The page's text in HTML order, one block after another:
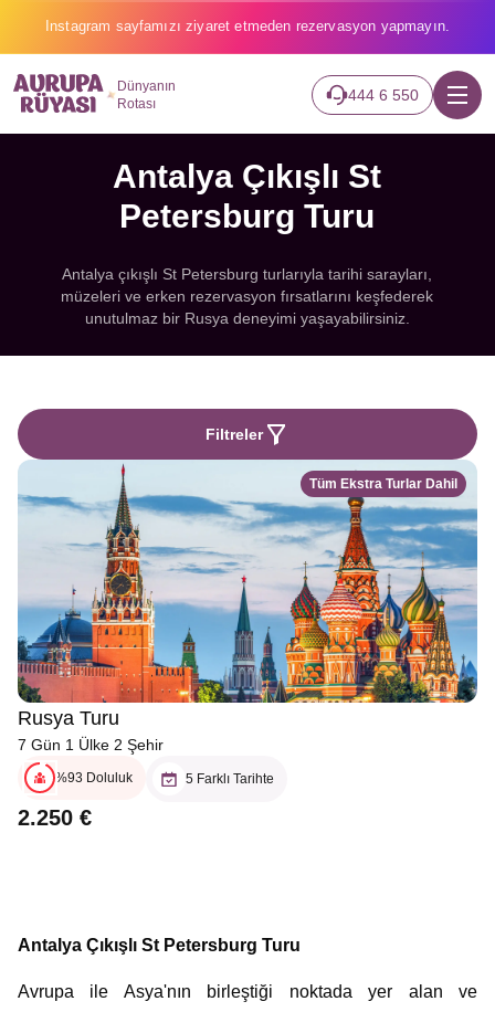
Instagram sayfamızı ziyaret etmeden rezervasyon yapmayın.
Dünyanın
Rotası
444 6 550
Antalya Çıkışlı St
Petersburg Turu
Antalya çıkışlı St Petersburg turlarıyla tarihi sarayları,
müzeleri ve erken rezervasyon fırsatlarını keşfederek
unutulmaz bir Rusya deneyimi yaşayabilirsiniz.
Filtreler
Tüm Ekstra Turlar Dahil
Rusya Turu
7 Gün 1 Ülke 2 Şehir
%93 Doluluk 5 Farklı Tarihte
2.250 €
Antalya Çıkışlı St Petersburg Turu
Avrupa ile Asya'nın birleştiği noktada yer alan ve